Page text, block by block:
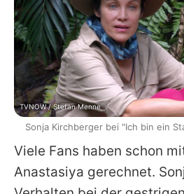
Viele Fans haben schon
Anastasiya gerechnet.
TVNOW / Stefan Menne
Sonja Kirchberger bei "Ich bin ein